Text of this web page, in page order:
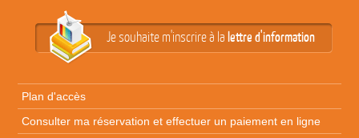
Je souhaite m'inscrire à lalettre d'information
Plan d'accès
Consulter ma réservation et effectuer un paiement en ligne